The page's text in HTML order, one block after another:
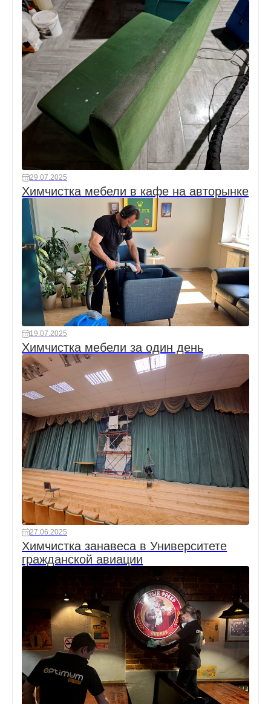
29.07.2025
Химчистка мебели в кафе на авторынке
19.07.2025
Химчистка мебели за один день
27.06.2025
Химчистка занавеса в Университете
гражданской авиации